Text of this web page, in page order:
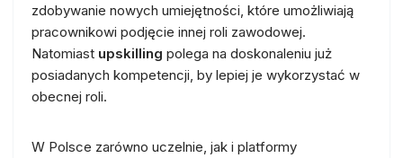
zdobywanie nowych umiejętności, które umożliwiają
pracownikowi podjęcie innej roli zawodowej.
Natomiast upskilling polega na doskonaleniu już
posiadanych kompetencji, by lepiej je wykorzystać w
obecnej roli.
W Polsce zarówno uczelnie, jak i platformy